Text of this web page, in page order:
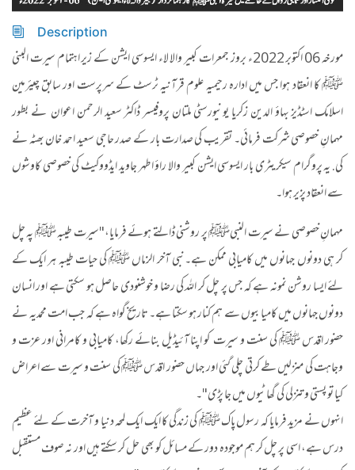
Description
مورخہ 06 اکتوبر 2022ء بروز جمعرات کبیر والا لاء ایسوسی ایشن کے زیر اہتمام سیرت البنی
ﷺ کا انعقاد ہوا جس میں ادارہ رحیمیہ علوم قرآنیہ ٹرسٹ کے سرپرست اور سابق چیئرمین
اسلامک اسٹڈیز بہاؤ الدین زکریا یونیورسٹی ملتان پروفیسر ڈاکٹر سعید الرحمن اعوان نے بطور
مہمانِ خصوصی شرکت فرمائی۔ تقریب کی صدارت بار کے صدر حاجی سعید احمد خان بھٹہ نے
کی. یہ پروگرام سیکریٹری بار ایسوسی ایشن کبیر والا راؤ اطہر جاوید ایڈووکیٹ کی خصوصی کاوشوں
سے انعقاد پزیر ہوا۔
مہمانِ خصوصی نے سیرت النبیﷺ پر روشنی ڈالتے ہوئے فرمایا،"سیرت طیبہ ﷺ پہ چل
کر ہی دونوں جہانوں میں کامیابی ممکن ہے۔نبی آخر الزماں ﷺ کی حیات طیبہ ہر ایک کے
لئے ایسا روشن نمونہ ہے کہ جس پر چل کر اللہ کی رضا و خوشنودی حاصل ہو سکتی ہے اور انسان
دونوں جہانوں میں کامیابیوں سے ہم کنار ہو سکتا ہے۔ تاریخ گواہ ہے کہ جب امت محمدیہ نے
حضور اقدس ﷺ کی سنت و سیرت کو اپنا آئیڈیل بنائے رکھا، کامیابی و کامرانی اور عزت و
وجاہت کی منزلیں طے کرتی چلی گئی اور جہاں حضور اقدس ﷺ کی سنت و سیرت سے اعراض
کیا تو پستی و تنزلی کی گھاٹیوں میں جا پڑی"۔
انہوں نے مزید فرمایا کہ رسول پاک ﷺ کی زندگی کا ایک ایک لمحہ دنیا و آخرت کے لئے عظیم
درس ہے، اسی پر چل کر ہم موجودہ دور کے مسائل کو بھی حل کر سکتے ہیں اور نہ صوف مستقبل